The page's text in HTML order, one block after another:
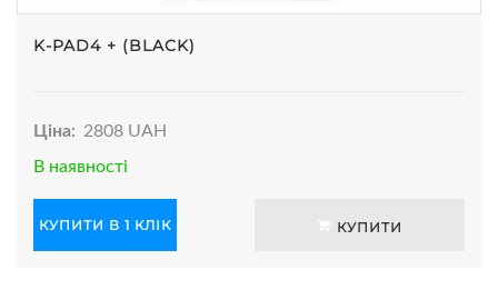
K-PAD4 + (BLACK)
Ціна: 2808 UAH
В наявності
КУПИТИ В 1 КЛІК КУПИТИ